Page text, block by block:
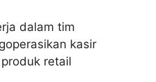
dalam tim
kasir
retail